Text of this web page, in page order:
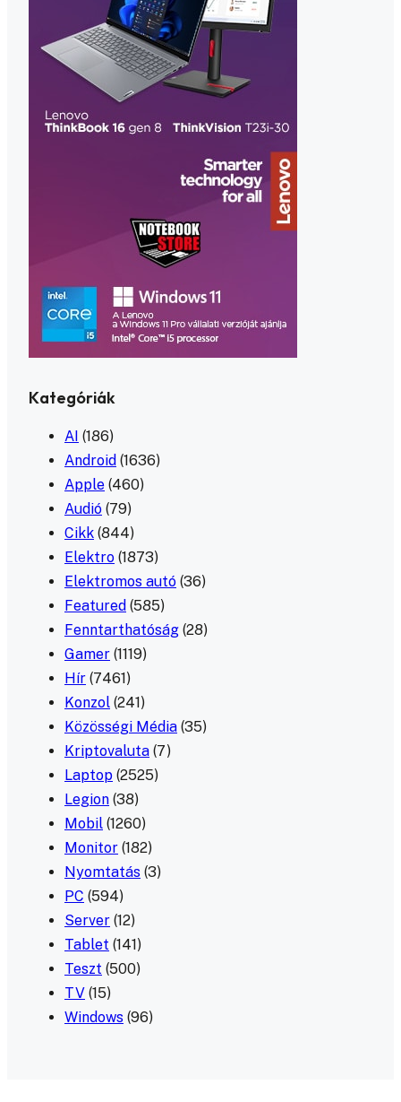
Kategóriák
AI (186)
Android (1636)
Apple (460)
Audió (79)
Cikk (844)
Elektro (1873)
Elektromos autó (36)
Featured (585)
Fenntarthatóság (28)
Gamer (1119)
Hír (7461)
Konzol (241)
Közösségi Média (35)
Kriptovaluta (7)
Laptop (2525)
Legion (38)
Mobil (1260)
Monitor (182)
Nyomtatás (3)
PC (594)
Server (12)
Tablet (141)
Teszt (500)
TV (15)
Windows (96)